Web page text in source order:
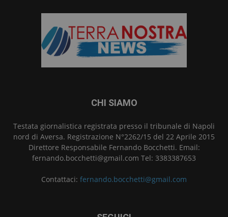
CHI SIAMO
Testata giornalistica registrata presso il tribunale di Napoli
nord di Aversa. Registrazione N°2262/15 del 22 Aprile 2015
Direttore Responsabile Fernando Bocchetti. Email:
fernando.bocchetti@gmail.com Tel: 3383387653
Contattaci: fernando.bocchetti@gmail.com